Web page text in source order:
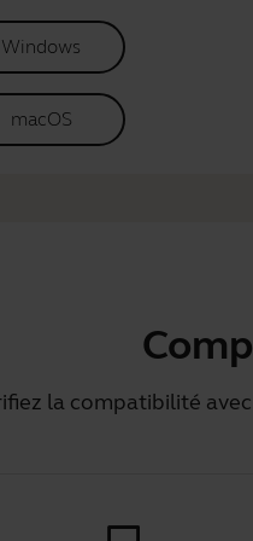
Windows
macOS
la compatibilité